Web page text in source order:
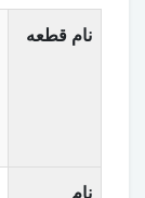
نام قطعه
نام